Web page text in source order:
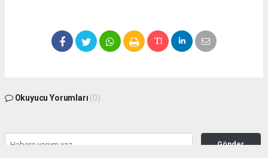
Okuyucu Yorumları (0)
Gönder